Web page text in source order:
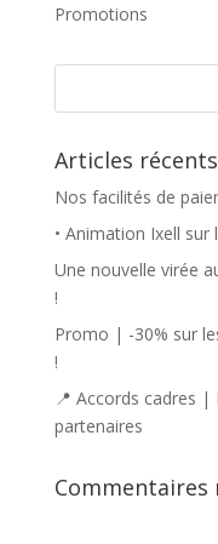
Promotions
Articles récents
Nos facilités de
• Animation Ixell sur
Une nouvelle virée
!
Promo | -30% sur
!
📍 Accords cadres |
partenaires
Commentaires